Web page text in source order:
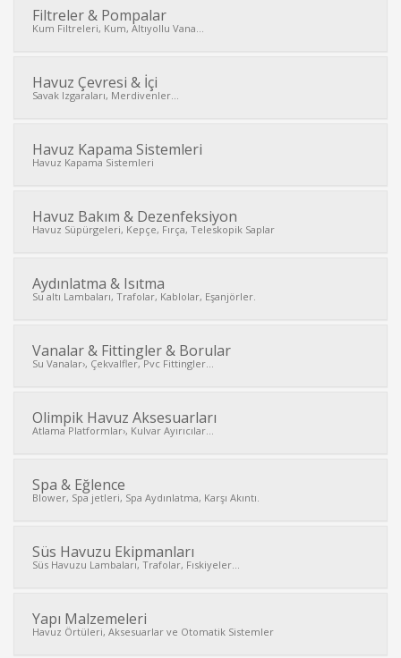
İNCELE
Filtreler & Pompalar
Kum Filtreleri, Kum, Altıyollu Vana...
Havuz Çevresi & İçi
Savak Izgaraları, Merdivenler...
Havuz Kapama Sistemleri
Havuz Kapama Sistemleri
Havuz Bakım & Dezenfeksiyon
Havuz Süpürgeleri, Kepçe, Fırça, Teleskopik Saplar
Aydınlatma & Isıtma
Su altı Lambaları, Trafolar, Kablolar, Eşanjörler.
Vanalar & Fittingler & Borular
Su Vanalar›, Çekvalfler, Pvc Fittingler...
Olimpik Havuz Aksesuarları
Atlama Platformlar›, Kulvar Ayırıcılar...
Spa & Eğlence
Blower, Spa jetleri, Spa Aydınlatma, Karşı Akıntı.
Süs Havuzu Ekipmanları
Süs Havuzu Lambaları, Trafolar, Fıskiyeler...
Yapı Malzemeleri
Havuz Örtüleri, Aksesuarlar ve Otomatik Sistemler